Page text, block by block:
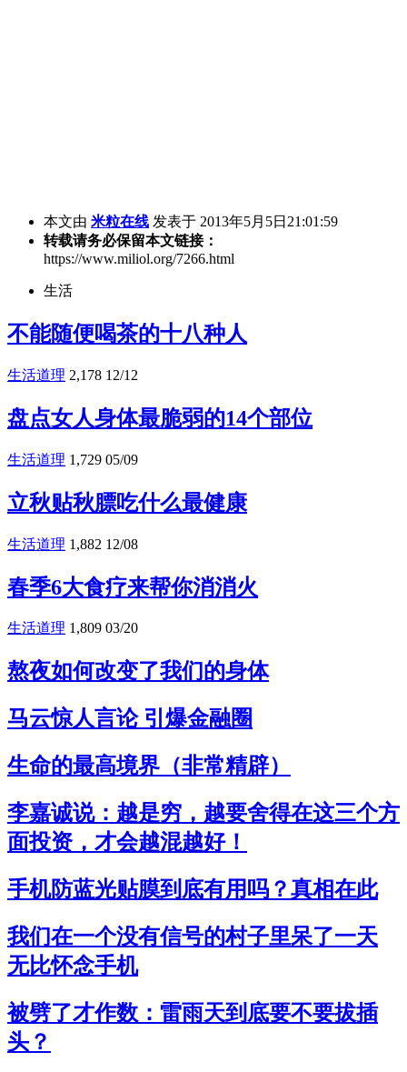
本文由 米粒在线 发表于 2013年5月5日21:01:59
转载请务必保留本文链接：
https://www.miliol.org/7266.html
生活
不能随便喝茶的十八种人
生活道理 2,178 12/12
盘点女人身体最脆弱的14个部位
生活道理 1,729 05/09
立秋贴秋膘吃什么最健康
生活道理 1,882 12/08
春季6大食疗来帮你消消火
生活道理 1,809 03/20
熬夜如何改变了我们的身体
马云惊人言论 引爆金融圈
生命的最高境界（非常精辟）
李嘉诚说：越是穷，越要舍得在这三个方
面投资，才会越混越好！
手机防蓝光贴膜到底有用吗？真相在此
我们在一个没有信号的村子里呆了一天
无比怀念手机
被劈了才作数：雷雨天到底要不要拔插
头？